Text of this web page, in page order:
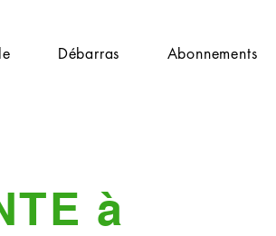
Débarras Abonnements
à